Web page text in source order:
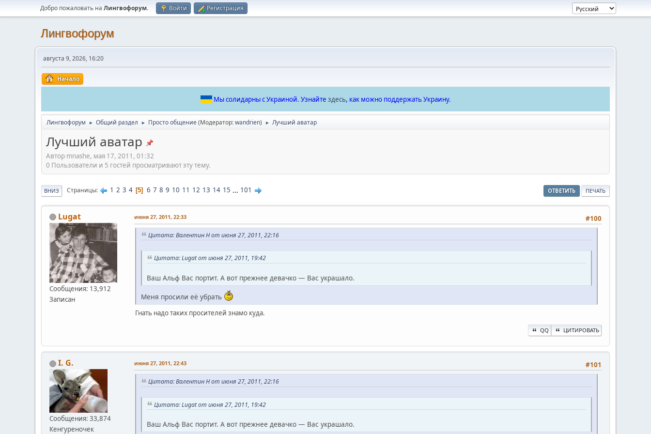
Добро пожаловать на Лингвофорум. Войти Регистрация
Лингвофорум
августа 9, 2026, 16:20
Начало
Мы солидарны с Украиной. Узнайте здесь, как можно поддержать Украину.
Лингвофорум ► Общий раздел ► Просто общение(Модератор:wandrien) ► Лучший аватар
Лучший аватар
Автор mnashe, мая 17, 2011, 01:32
0 Пользователи и 5 гостей просматривают эту тему.
ОТВЕТИТЬ ПЕЧАТЬ
ВНИЗ Страницы 1 2 3 4 5 6 7 8 9 10 11 12 13 14 15 ... 101
Lugat
Сообщения: 13,912
Записан
#100
июня 27, 2011, 22:33
Цитата: Валентин Н от июня 27, 2011, 22:16
Цитата: Lugat от июня 27, 2011, 19:42
Ваш Альф Вас портит. А вот прежнее девачко — Вас украшало.
Меня просили её убрать
Гнать надо таких просителей знамо куда.
QQ ЦИТИРОВАТЬ
I. G.
Сообщения: 33,874
Кенгуреночек
#101
июня 27, 2011, 22:43
Цитата: Валентин Н от июня 27, 2011, 22:16
Цитата: Lugat от июня 27, 2011, 19:42
Ваш Альф Вас портит. А вот прежнее девачко — Вас украшало.